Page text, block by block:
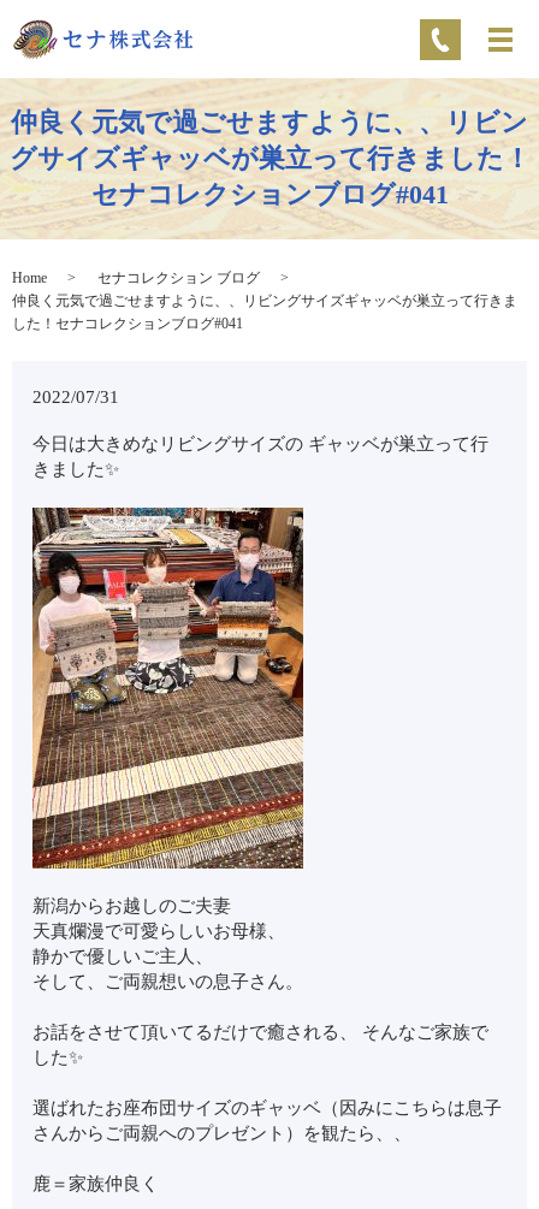
仲良く元気で過ごせますように、、リビン
グサイズギャッベが巣立って行きました！
セナコレクションブログ#041
Home
セナコレクション ブログ
仲良く元気で過ごせますように、、リビングサイズギャッベが巣立って行きま
した！セナコレクションブログ#041
2022/07/31
今日は大きめなリビングサイズの ギャッベが巣立って行
きました✨
新潟からお越しのご夫妻
天真爛漫で可愛らしいお母様、
静かで優しいご主人、
そして、ご両親想いの息子さん。
お話をさせて頂いてるだけで癒される、 そんなご家族で
した✨
選ばれたお座布団サイズのギャッベ（因みにこちらは息子
さんからご両親へのプレゼント）を観たら、、
鹿＝家族仲良く